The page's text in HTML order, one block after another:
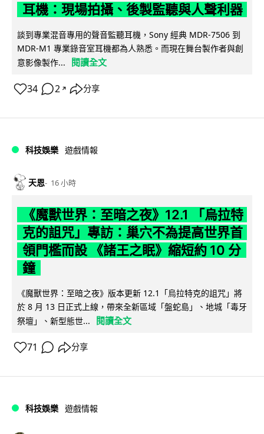
耳機：現場拍攝、後製監聽與人聲利器
談到專業混音專用的聲音監聽耳機，Sony 經典 MDR-7506 到
MDR-M1 專業錄音室耳機都為人熟悉。而現在舞台製作者與創
意影像製作...
閱讀全文
34 2 ↗ 分享
科技娛樂 遊戲情報
天恩 16 小時
《魔獸世界：至暗之夜》12.1 「烏拉特
克的詛咒」專訪：巢穴不為提高世界首
領門檻而設 《諸王之眠》縮短約 10 分
鐘
《魔獸世界：至暗之夜》版本更新 12.1「烏拉特克的詛咒」將
於 8 月 13 日正式上線，帶來全新區域「盤蛇島」、地城「毒牙
祭壇」、新型態世...
閱讀全文
71 分享
科技娛樂 遊戲情報